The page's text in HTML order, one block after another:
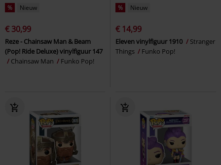
% Nieuw
€ 30,99
Reze - Chainsaw Man & Beam
(Pop! Ride Deluxe) vinylfiguur 147
Chainsaw Man
Funko Pop!
% Nieuw
€ 14,99
Eleven vinylfiguur 1910
Stranger
Things
Funko Pop!